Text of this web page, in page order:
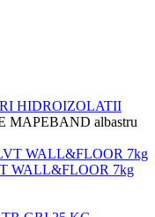
HIDROIZOLATII
albastru
WALL&FLOOR 7kg